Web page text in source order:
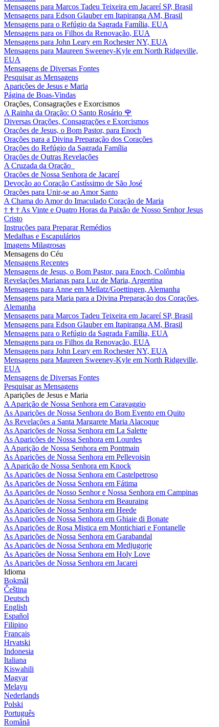
Mensagens para Marcos Tadeu Teixeira em Jacareí SP, Brasil
Mensagens para Edson Glauber em Itapiranga AM, Brasil
Mensagens para o Refúgio da Sagrada Família, EUA
Mensagens para os Filhos da Renovação, EUA
Mensagens para John Leary em Rochester NY, EUA
Mensagens para Maureen Sweeney-Kyle em North Ridgeville,
EUA
Mensagens de Diversas Fontes
Pesquisar as Mensagens
Aparições de Jesus e Maria
Página de Boas-Vindas
Orações, Consagrações e Exorcismos
A Rainha da Oração: O Santo Rosário 🌹
Diversas Orações, Consagrações e Exorcismos
Orações de Jesus, o Bom Pastor, para Enoch
Orações para a Divina Preparação dos Corações
Orações do Refúgio da Sagrada Família
Orações de Outras Revelações
A Cruzada da Oração
Orações de Nossa Senhora de Jacareí
Devoção ao Coração Castíssimo de São José
Orações para Unir-se ao Amor Santo
A Chama do Amor do Imaculado Coração de Maria
† † † As Vinte e Quatro Horas da Paixão de Nosso Senhor Jesus
Cristo
Instruções para Preparar Remédios
Medalhas e Escapulários
Imagens Milagrosas
Mensagens do Céu
Mensagens Recentes
Mensagens de Jesus, o Bom Pastor, para Enoch, Colômbia
Revelações Marianas para Luz de Maria, Argentina
Mensagens para Anne em Mellatz/Goettingen, Alemanha
Mensagens para Maria para a Divina Preparação dos Corações,
Alemanha
Mensagens para Marcos Tadeu Teixeira em Jacareí SP, Brasil
Mensagens para Edson Glauber em Itapiranga AM, Brasil
Mensagens para o Refúgio da Sagrada Família, EUA
Mensagens para os Filhos da Renovação, EUA
Mensagens para John Leary em Rochester NY, EUA
Mensagens para Maureen Sweeney-Kyle em North Ridgeville,
EUA
Mensagens de Diversas Fontes
Pesquisar as Mensagens
Aparições de Jesus e Maria
A Aparição de Nossa Senhora em Caravaggio
As Aparições de Nossa Senhora do Bom Evento em Quito
As Revelações a Santa Margarete Maria Alacoque
As Aparições de Nossa Senhora em La Salette
As Aparições de Nossa Senhora em Lourdes
A Aparição de Nossa Senhora em Pontmain
As Aparições de Nossa Senhora em Pellevoisin
A Aparição de Nossa Senhora em Knock
As Aparições de Nossa Senhora em Castelpetroso
As Aparições de Nossa Senhora em Fátima
As Aparições de Nosso Senhor e Nossa Senhora em Campinas
As Aparições de Nossa Senhora em Beauraing
As Aparições de Nossa Senhora em Heede
As Aparições de Nossa Senhora em Ghiaie di Bonate
As Aparições de Rosa Mistica em Montichiari e Fontanelle
As Aparições de Nossa Senhora em Garabandal
As Aparições de Nossa Senhora em Medjugorje
As Aparições de Nossa Senhora em Holy Love
As Aparições de Nossa Senhora em Jacarei
Idioma
Bokmål
Čeština
Deutsch
English
Español
Filipino
Français
Hrvatski
Indonesia
Italiana
Kiswahili
Magyar
Melayu
Nederlands
Polski
Português
Română